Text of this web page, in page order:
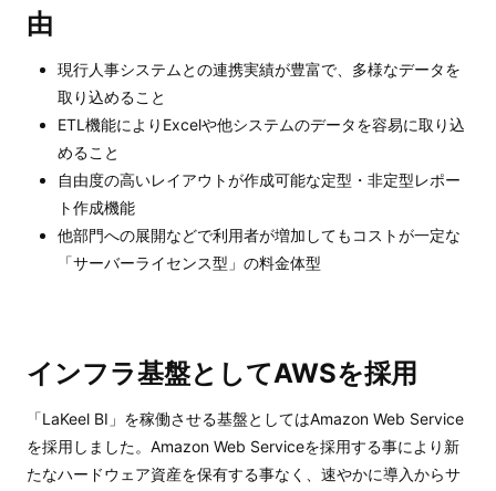
由
現行人事システムとの連携実績が豊富で、多様なデータを
取り込めること
ETL機能によりExcelや他システムのデータを容易に取り込
めること
自由度の高いレイアウトが作成可能な定型・非定型レポー
ト作成機能
他部門への展開などで利用者が増加してもコストが一定な
「サーバーライセンス型」の料金体型
インフラ基盤としてAWSを採用
「LaKeel BI」を稼働させる基盤としてはAmazon Web Service
を採用しました。Amazon Web Serviceを採用する事により新
たなハードウェア資産を保有する事なく、速やかに導入からサ